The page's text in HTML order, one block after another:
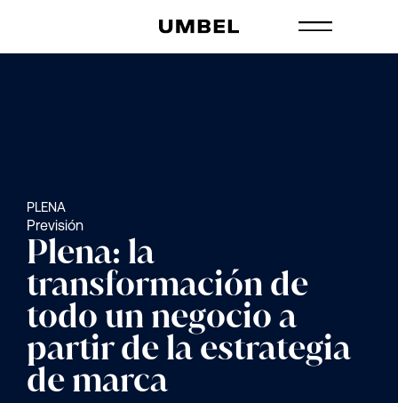
PLENA
Previsión
Plena: la
transformación de
todo un negocio a
partir de la estrategia
de marca